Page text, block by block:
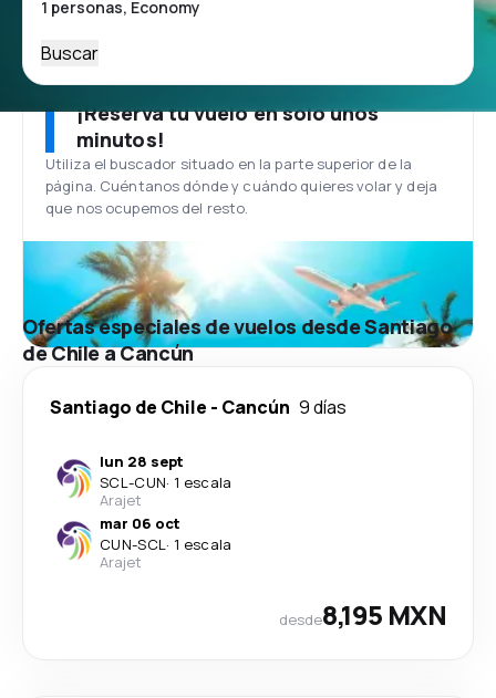
Buscar
¡Reserva tu vuelo en solo unos
minutos!
Utiliza el buscador situado en la parte superior de la
página. Cuéntanos dónde y cuándo quieres volar y deja
que nos ocupemos del resto.
Ofertas especiales de vuelos desde Santiago
de Chile a Cancún
Santiago de Chile - Cancún 9 días
lun 28 sept
SCL-CUN· 1 escala
Arajet
mar 06 oct
CUN-SCL· 1 escala
Arajet
desde8,195 MXN